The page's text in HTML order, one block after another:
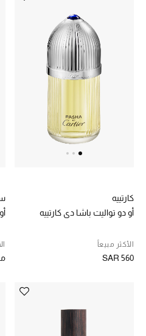
العناية بالبشرة
مستحضرات العناية
مستحضرات الاستحمام والعناية بالجسم
العناية بالشعر
الصحة والعافية
دليل مستلزمات الجمال
أبرز الماركات
تسوقوا أحدث الماركات
كارتييه
أو دو تواليت باشا دي كارتييه
الأكثر مبيعاً
SAR 560